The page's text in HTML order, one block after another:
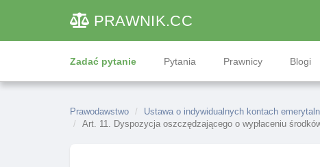
PRAWNIK.CC
Zadać pytanie Pytania Prawnicy Blogi
Prawodawstwo Ustawa o indywidualnych kontach
Art. 11. Dyspozycja oszczędzającego o wypłaceniu